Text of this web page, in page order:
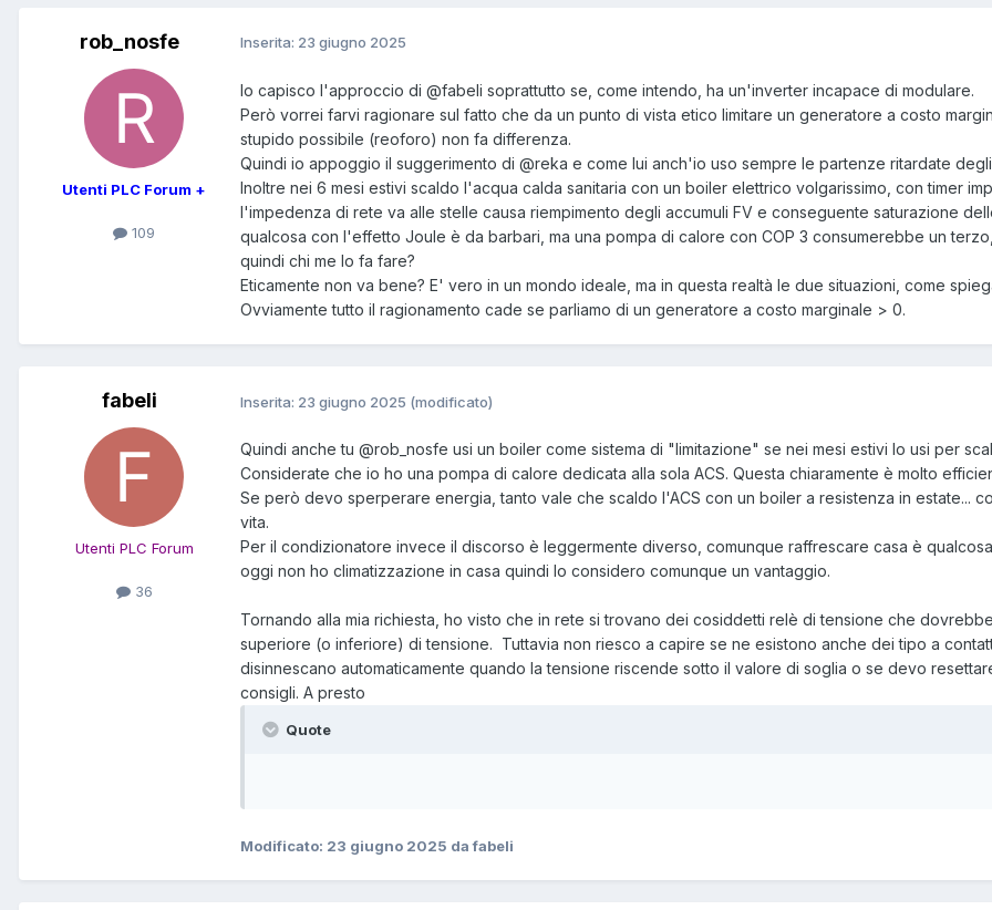
rob_nosfe
Utenti PLC Forum +
109
Inserita: 23 giugno 2025
Io capisco l'approccio di @fabeli soprattutto se, come intendo, ha un'inverter incapace di modulare.
Però vorrei farvi ragionare sul fatto che da un punto di vista etico limitare un generatore a costo
stupido possibile (reoforo) non fa differenza.
Quindi io appoggio il suggerimento di @reka e come lui anch'io uso sempre le partenze ritardate
Inoltre nei 6 mesi estivi scaldo l'acqua calda sanitaria con un boiler elettrico volgarissimo, con timer
l'impedenza di rete va alle stelle causa riempimento degli accumuli FV e conseguente saturazione
qualcosa con l'effetto Joule è da barbari, ma una pompa di calore con COP 3 consumerebbe un
quindi chi me lo fa fare?
Eticamente non va bene? E' vero in un mondo ideale, ma in questa realtà le due situazioni, come
Ovviamente tutto il ragionamento cade se parliamo di un generatore a costo marginale > 0.
fabeli
Utenti PLC Forum
36
Inserita: 23 giugno 2025 (modificato)
Quindi anche tu @rob_nosfe usi un boiler come sistema di "limitazione" se nei mesi estivi lo usi per
Considerate che io ho una pompa di calore dedicata alla sola ACS. Questa chiaramente è molto
Se però devo sperperare energia, tanto vale che scaldo l'ACS con un boiler a resistenza in estate...
vita.
Per il condizionatore invece il discorso è leggermente diverso, comunque raffrescare casa è
oggi non ho climatizzazione in casa quindi lo considero comunque un vantaggio.
Tornando alla mia richiesta, ho visto che in rete si trovano dei cosiddetti relè di tensione che
superiore (o inferiore) di tensione. Tuttavia non riesco a capire se ne esistono anche dei tipo a
disinnescano automaticamente quando la tensione riscende sotto il valore di soglia o se devo
consigli. A presto
Quote
Modificato: 23 giugno 2025 da fabeli